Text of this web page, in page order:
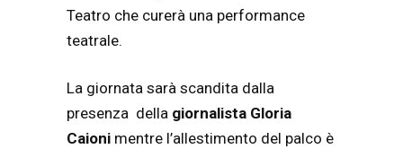
Teatro che curerà una performance
teatrale.
La giornata sarà scandita dalla
presenza della giornalista Gloria
Caioni mentre l’allestimento del palco è